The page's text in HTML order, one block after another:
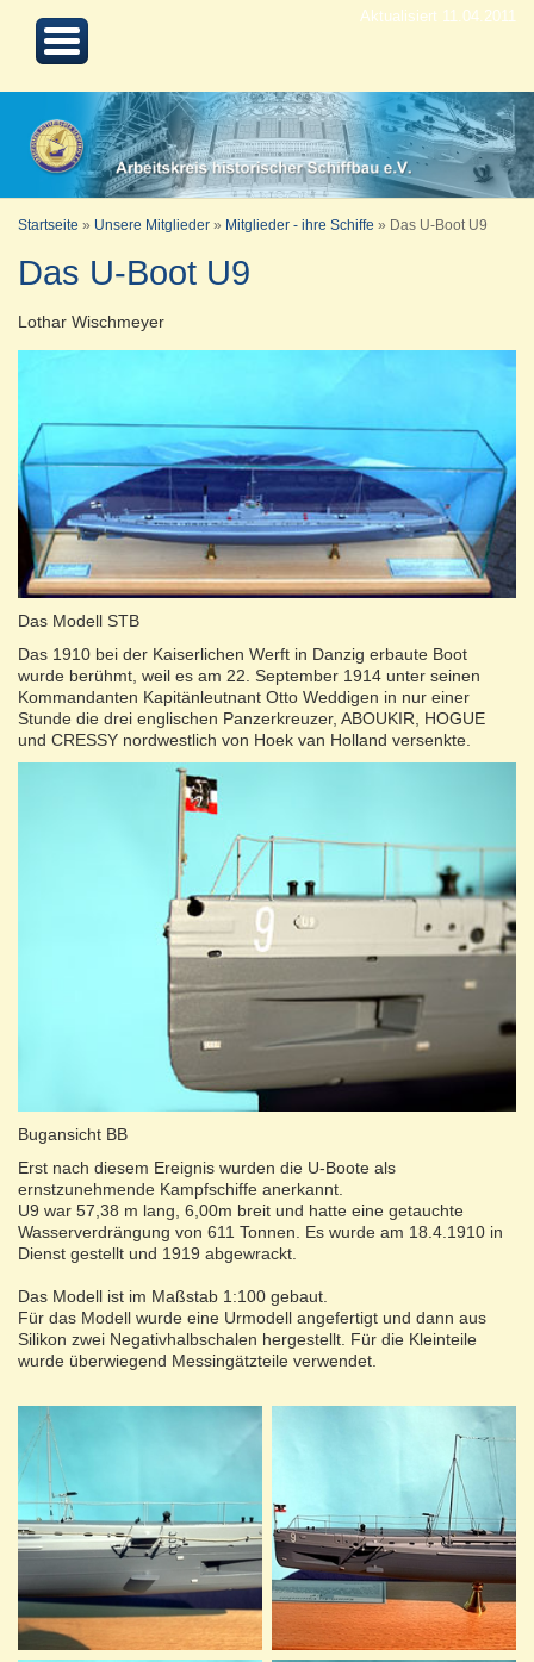
Aktualisiert 11.04.2011
Startseite » Unsere Mitglieder » Mitglieder - ihre Schiffe » Das U-Boot U9
Das U-Boot U9
Lothar Wischmeyer
Das Modell STB
Das 1910 bei der Kaiserlichen Werft in Danzig erbaute Boot
wurde berühmt, weil es am 22. September 1914 unter seinen
Kommandanten Kapitänleutnant Otto Weddigen in nur einer
Stunde die drei englischen Panzerkreuzer, ABOUKIR, HOGUE
und CRESSY nordwestlich von Hoek van Holland versenkte.
Bugansicht BB
Erst nach diesem Ereignis wurden die U-Boote als
ernstzunehmende Kampfschiffe anerkannt.
U9 war 57,38 m lang, 6,00m breit und hatte eine getauchte
Wasserverdrängung von 611 Tonnen. Es wurde am 18.4.1910 in
Dienst gestellt und 1919 abgewrackt.
Das Modell ist im Maßstab 1:100 gebaut.
Für das Modell wurde eine Urmodell angefertigt und dann aus
Silikon zwei Negativhalbschalen hergestellt. Für die Kleinteile
wurde überwiegend Messingätzteile verwendet.